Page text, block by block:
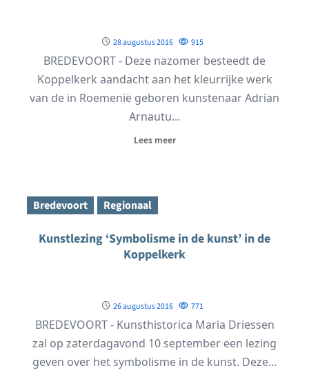
28 augustus 2016 915
BREDEVOORT - Deze nazomer besteedt de
Koppelkerk aandacht aan het kleurrijke werk
van de in Roemenië geboren kunstenaar Adrian
Arnautu...
Lees meer
Bredevoort Regionaal
Kunstlezing ‘Symbolisme in de kunst’ in de
Koppelkerk
26 augustus 2016 771
BREDEVOORT - Kunsthistorica Maria Driessen
zal op zaterdagavond 10 september een lezing
geven over het symbolisme in de kunst. Deze...